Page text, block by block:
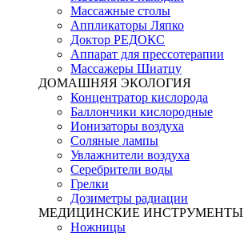
Массажные столы
Аппликаторы Ляпко
Доктор РЕДОКС
Аппарат для прессотерапии
Массажеры Шиатцу
ДОМАШНЯЯ ЭКОЛОГИЯ
Концентратор кислорода
Баллончики кислородные
Ионизаторы воздуха
Соляные лампы
Увлажнители воздуха
Серебрители воды
Грелки
Дозиметры радиации
МЕДИЦИНСКИЕ ИНСТРУМЕНТЫ
Ножницы